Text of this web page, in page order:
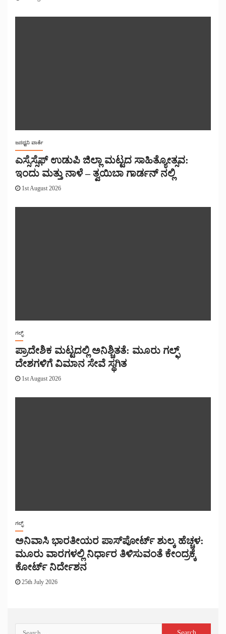
ಜನಧ್ವನಿ ವಾರ್ತೆ
ಎಸ್ಸೆಸ್ಸೆಫ್ ಉಡುಪಿ ಜಿಲ್ಲಾ ಮಟ್ಟದ ಸಾಹಿತ್ಯೋತ್ಸವ:
ಇಂದು ಮತ್ತು ನಾಳೆ – ತ್ವಯಿಬಾ ಗಾರ್ಡನ್ ನಲ್ಲಿ
1st August 2026
ಗಲ್ಫ್
ಪ್ರಾದೇಶಿಕ ಮಟ್ಟದಲ್ಲಿ ಅನಿಶ್ಚಿತತೆ: ಮೂರು ಗಲ್ಫ್
ದೇಶಗಳಿಗೆ ವಿಮಾನ ಸೇವೆ ಸ್ಥಗಿತ
1st August 2026
ಗಲ್ಫ್
ಅನಿವಾಸಿ ಭಾರತೀಯರ ಪಾಸ್‌ಪೋರ್ಟ್ ಶುಲ್ಕ ಹೆಚ್ಚಳ:
ಮೂರು ವಾರಗಳಲ್ಲಿ ನಿರ್ಧಾರ ತಿಳಿಸುವಂತೆ ಕೇಂದ್ರಕ್ಕೆ
ಕೋರ್ಟ್ ನಿರ್ದೇಶನ
25th July 2026